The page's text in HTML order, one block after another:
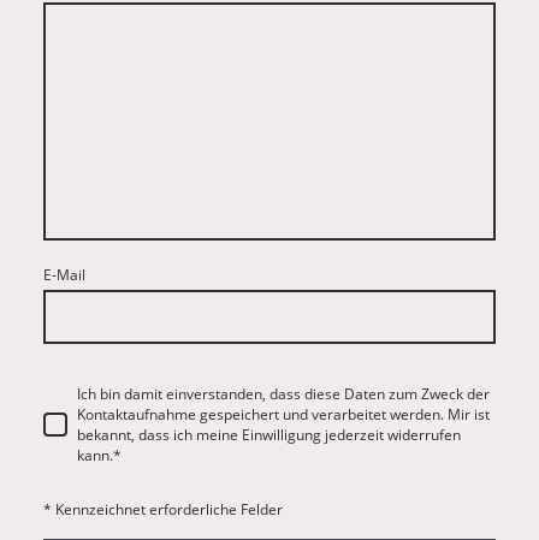
E-Mail
Ich bin damit einverstanden, dass diese Daten zum Zweck der
Kontaktaufnahme gespeichert und verarbeitet werden. Mir ist
bekannt, dass ich meine Einwilligung jederzeit widerrufen
kann.*
* Kennzeichnet erforderliche Felder